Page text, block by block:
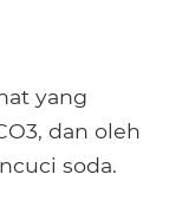
yang
dan oleh
soda.